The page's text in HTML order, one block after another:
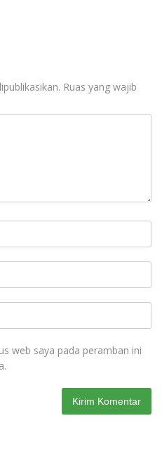
Ruas yang wajib
web saya pada peramban ini